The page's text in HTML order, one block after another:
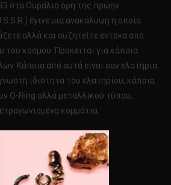
στα Ουράλια όρη της πρώην
) έγινε μια ανακάλυψη η οποία
αλλά και συζητείτε έντονα από
του κόσμου. Πρόκειται για κάποια
Κάποια από αυτά είναι σαν ελατήρια
ιδιότητα του ελατηρίου, κάποια
O-Ring αλλά μεταλλικού τύπου,
κομμάτια.